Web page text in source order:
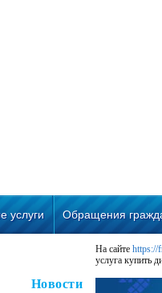
услуги Обращения
Новости
На сайте https://
услуга купить